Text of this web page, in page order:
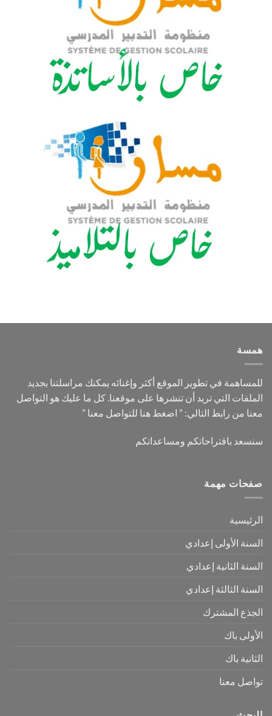
همسة
للمساهمة في تطوير الموقع أكثر وإغنائه يمكنك مراسلتنا بجديد
الملفات التي تريد أن تنشرها على موقعنا. كل ما عليك هو التواصل
معنا من رابط التالي: ” اضغط هنا للتواصل معنا ”
سنسعد باقتراحاتكم ومساعداتكم
صفحات مهمة
الرئيسية
السنة الأولى إعدادي
السنة الثانية إعدادي
السنة الثالثة إعدادي
الجذع المشترك
الأولى باك
الثانية باك
تواصل معنا